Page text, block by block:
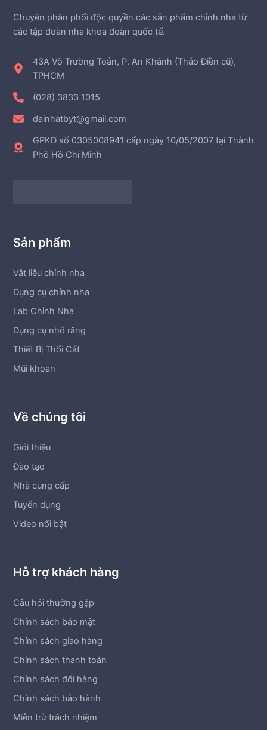
Chuyên phân phối độc quyền các sản phẩm chỉnh nha từ
các tập đoàn nha khoa đoàn quốc tế.
43A Võ Trường Toản, P. An Khánh (Thảo Điền cũ),
TPHCM
(028) 3833 1015
dainhatbyt@gmail.com
GPKD số 0305008941 cấp ngày 10/05/2007 tại Thành
Phố Hồ Chí Minh
Sản phẩm
Vật liệu chỉnh nha
Dụng cụ chỉnh nha
Lab Chỉnh Nha
Dụng cụ nhổ răng
Thiết Bị Thổi Cát
Mũi khoan
Về chúng tôi
Giới thiệu
Đào tạo
Nhà cung cấp
Tuyển dụng
Video nổi bật
Hỗ trợ khách hàng
Câu hỏi thường gặp
Chính sách bảo mật
Chính sách giao hàng
Chính sách thanh toán
Chính sách đổi hàng
Chính sách bảo hành
Miễn trừ trách nhiệm